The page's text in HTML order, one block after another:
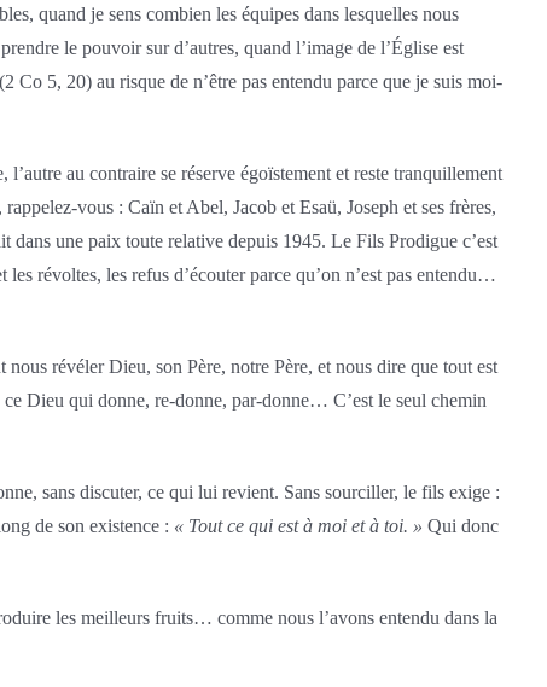
quand je sens combien les équipes dans lesquelles nous
le pouvoir sur d’autres, quand l’image de l’Église est
(2 Co 5, 20) au risque de n’être pas entendu parce que je suis moi-
au contraire se réserve égoïstement et reste tranquillement
vous : Caïn et Abel, Jacob et Esaü, Joseph et ses frères,
dans une paix toute relative depuis 1945. Le Fils Prodigue c’est
révoltes, les refus d’écouter parce qu’on n’est pas entendu…
révéler Dieu, son Père, notre Père, et nous dire que tout est
Dieu qui donne, re-donne, par-donne… C’est le seul chemin
sans discuter, ce qui lui revient. Sans sourciller, le fils exige :
de son existence : « Tout ce qui est à moi et à toi. » Qui donc
les meilleurs fruits… comme nous l’avons entendu dans la